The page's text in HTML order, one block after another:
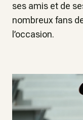
ses amis et de
nombreux fans
l’occasion.